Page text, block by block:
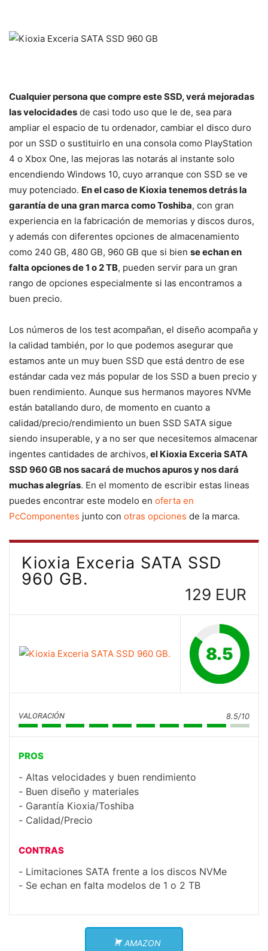
Cualquier persona que compre este SSD, verá mejoradas
las velocidades de casi todo uso que le de, sea para
ampliar el espacio de tu ordenador, cambiar el disco duro
por un SSD o sustituirlo en una consola como PlayStation
4 o Xbox One, las mejoras las notarás al instante solo
encendiendo Windows 10, cuyo arranque con SSD se ve
muy potenciado. En el caso de Kioxia tenemos detrás la
garantía de una gran marca como Toshiba, con gran
experiencia en la fabricación de memorias y discos duros,
y además con diferentes opciones de almacenamiento
como 240 GB, 480 GB, 960 GB que si bien se echan en
falta opciones de 1 o 2 TB, pueden servir para un gran
rango de opciones especialmente si las encontramos a
buen precio.
Los números de los test acompañan, el diseño acompaña y
la calidad también, por lo que podemos asegurar que
estamos ante un muy buen SSD que está dentro de ese
estándar cada vez más popular de los SSD a buen precio y
buen rendimiento. Aunque sus hermanos mayores NVMe
están batallando duro, de momento en cuanto a
calidad/precio/rendimiento un buen SSD SATA sigue
siendo insuperable, y a no ser que necesitemos almacenar
ingentes cantidades de archivos, el Kioxia Exceria SATA
SSD 960 GB nos sacará de muchos apuros y nos dará
muchas alegrías. En el momento de escribir estas lineas
puedes encontrar este modelo en oferta en
PcComponentes junto con otras opciones de la marca.
Kioxia Exceria SATA SSD
960 GB.
129 EUR
8.5
VALORACIÓN 8.5/10
PROS
Altas velocidades y buen rendimiento
Buen diseño y materiales
Garantía Kioxia/Toshiba
Calidad/Precio
CONTRAS
Limitaciones SATA frente a los discos NVMe
Se echan en falta modelos de 1 o 2 TB
AMAZON